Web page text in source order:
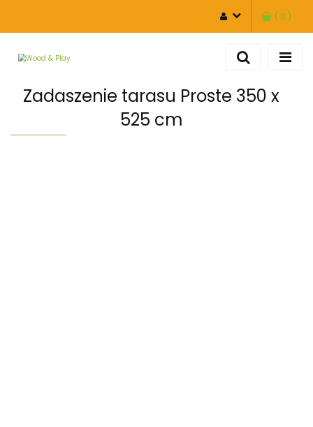
ZALOGUJ SIĘ
DODAJ ZGŁOSZENIE
( 0 )
Zadaszenie tarasu Proste 350 x
525 cm